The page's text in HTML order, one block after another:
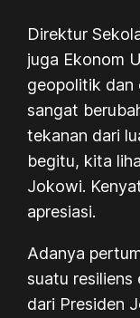
Direktur
juga Ekonom
geopolitik dan
sangat
tekanan dari
begitu, kita
Jokowi.
apresiasi.
Adanya
suatu resiliens
dari Presiden